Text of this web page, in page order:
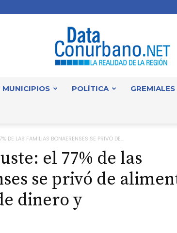
MUNICIPIOS POLÍTICA GREMIALES
DE LAS FAMILIAS BONAERENSES SE PRIVÓ DE...
el 77% de las
se privó de
dinero y